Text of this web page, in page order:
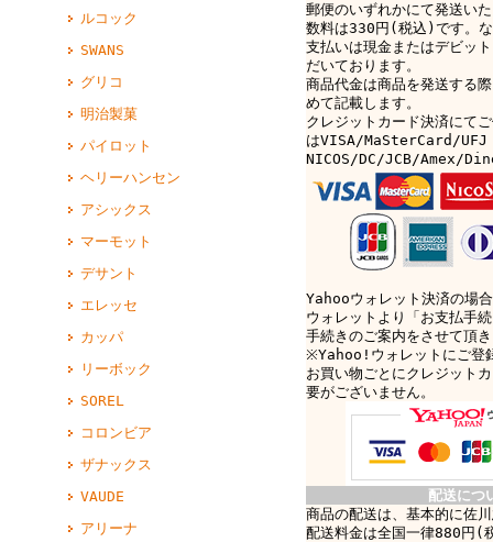
ルコック
SWANS
グリコ
明治製菓
パイロット
ヘリーハンセン
アシックス
マーモット
デサント
エレッセ
カッパ
リーボック
SOREL
コロンビア
ザナックス
VAUDE
アリーナ
郵便のいずれかにて発送い
数料は330円(税込)です
支払いは現金またはデビッ
だいております。
商品代金は商品を発送する
めて記載します。
クレジットカード決済にて
はVISA/MaSterCard/UFJ
NICOS/DC/JCB/Amex/
Yahooウォレット決済の場
ウォレットより「お支払手
手続きのご案内をさせて頂
※Yahoo!ウォレットにご登
お買い物ごとにクレジット
要がございません。
配送につ
商品の配送は、基本的に佐
配送料金は全国一律880円(